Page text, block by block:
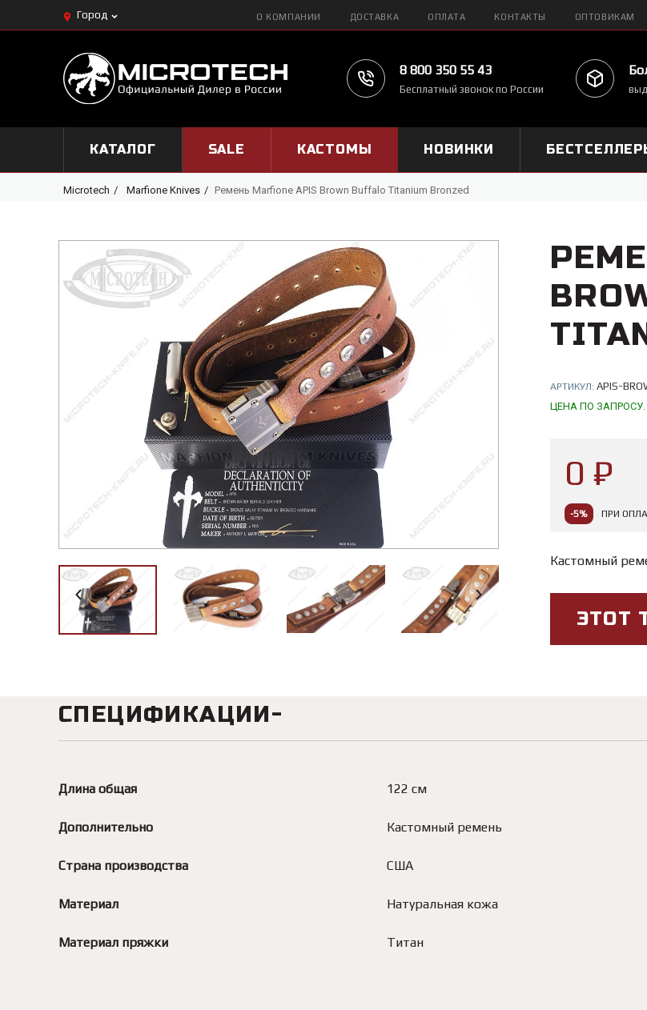
Город О КОМПАНИИ ДОСТАВКА ОПЛАТА КОНТАКТЫ ОПТОВИКАМ
8 800 350 55 43
Бесплатный звонок по России
КАТАЛОГ SALE КАСТОМЫ НОВИНКИ
Microtech Marfione Knives Ремень Marfione APIS Brown Buffalo Titanium Bronzed
АРТИКУЛ: APIS-
ЦЕНА ПО ЗАПРОСУ.
0 ₽
-5% ПРИ
Кастомный
ЭТОТ
СПЕЦИФИКАЦИИ
Длина общая 122 см
Дополнительно Кастомный ремень
Страна производства США
Материал Натуральная кожа
Материал пряжки Титан